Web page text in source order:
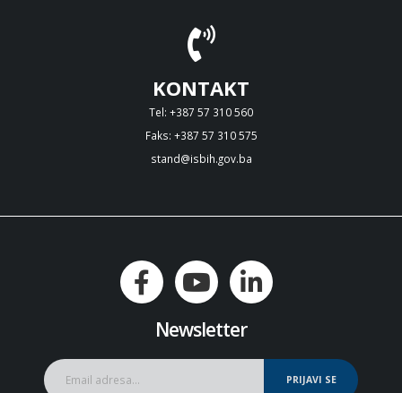
KONTAKT
Tel: +387 57 310 560
Faks: +387 57 310 575
stand@isbih.gov.ba
Newsletter
PRIJAVI SE